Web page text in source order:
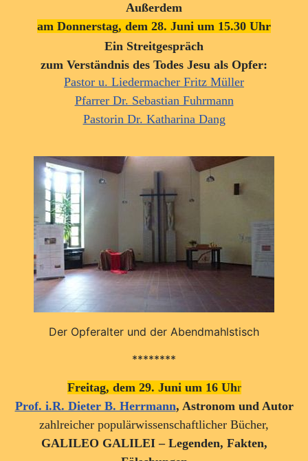
Außerdem
am Donnerstag, dem 28. Juni um 15.30 Uhr
Ein Streitgespräch
zum Verständnis des Todes Jesu als Opfer:
Pastor u. Liedermacher Fritz Müller
Pfarrer Dr. Sebastian Fuhrmann
Pastorin Dr. Katharina Dang
Der Opferalter und der Abendmahlstisch
********
Freitag, dem 29. Juni um 16 Uhr
Prof. i.R. Dieter B. Herrmann, Astronom und Autor
zahlreicher populärwissenschaftlicher Bücher,
GALILEO GALILEI – Legenden, Fakten,